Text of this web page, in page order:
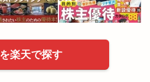
楽天で探す